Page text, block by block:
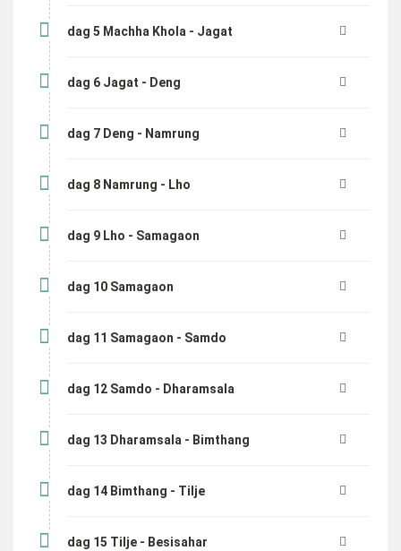
dag 5 Machha Khola - Jagat
dag 6 Jagat - Deng
dag 7 Deng - Namrung
dag 8 Namrung - Lho
dag 9 Lho - Samagaon
dag 10 Samagaon
dag 11 Samagaon - Samdo
dag 12 Samdo - Dharamsala
dag 13 Dharamsala - Bimthang
dag 14 Bimthang - Tilje
dag 15 Tilje - Besisahar